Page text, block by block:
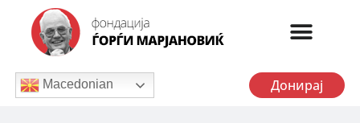
Macedonian Донирај